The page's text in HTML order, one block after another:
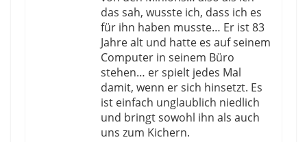
das sah, wusste ich, dass ich es
für ihn haben musste… Er ist 83
Jahre alt und hatte es auf seinem
Computer in seinem Büro
stehen… er spielt jedes Mal
damit, wenn er sich hinsetzt. Es
ist einfach unglaublich niedlich
und bringt sowohl ihn als auch
uns zum Kichern.